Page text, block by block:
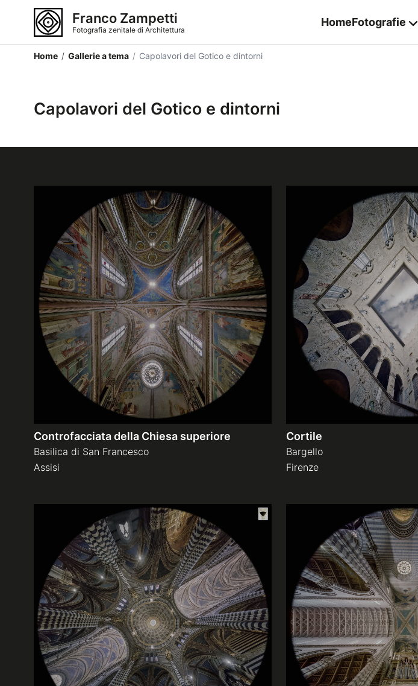
Franco Zampetti
Fotografia zenitale di Architettura
HomeFotografie
Home / Gallerie a tema / Capolavori del Gotico e dintorni
Capolavori del Gotico e dintorni
Controfacciata della Chiesa superiore
Basilica di San Francesco
Assisi
Cortile
Bargello
Firenze